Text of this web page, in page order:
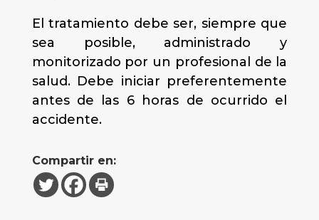
El tratamiento debe ser, siempre que
sea posible, administrado y
monitorizado por un profesional de la
salud. Debe iniciar preferentemente
antes de las 6 horas de ocurrido el
accidente.
Compartir en: